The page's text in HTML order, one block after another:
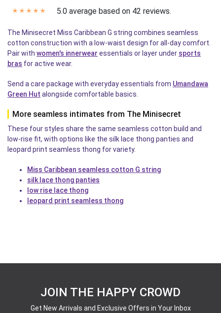
✭ ✭ ✭ ✭ ✭ 5.0 average based on 42 reviews.
The Minisecret Miss Caribbean G string combines seamless
cotton construction with a low-waist design for all-day comfort.
Pair with women's innerwear essentials or layer under sports
bras for active wear.
Send a care package with everyday essentials from Umandawa
Green Hut alongside comfortable basics.
More seamless intimates from The Minisecret
These four styles share the same seamless cotton build and
low-rise fit, with options like the silk lace thong panties and
leopard print seamless thong for variety.
Miss Caribbean seamless cotton G string
silk lace thong panties
low rise lace thong
leopard print seamless thong
JOIN THE HAPPY CROWD
Get New Arrivals and Exclusive Offers in Your Inbox